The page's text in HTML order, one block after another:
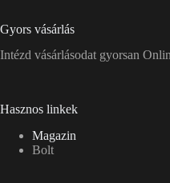
Gyors vásárlás
Intézd vásárlásodat gyorsan
Hasznos linkek
Magazin
Bolt